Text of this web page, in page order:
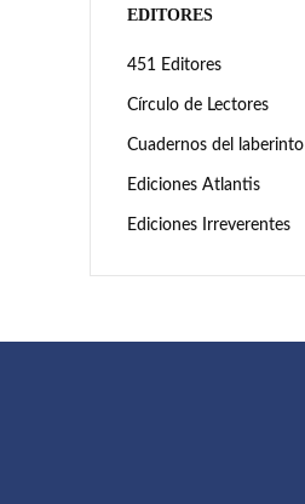
EDITORES
451 Editores
Círculo de Lectores
Cuadernos del laberinto
Ediciones Atlantis
Ediciones Irreverentes